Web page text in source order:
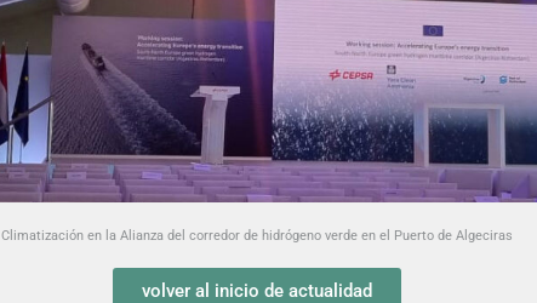
Climatización en la Alianza del corredor de hidrógeno verde en el Puerto de Algeciras
volver al inicio de actualidad